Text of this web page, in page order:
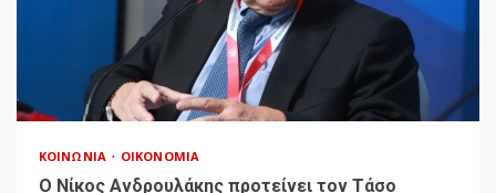
ΚΟΙΝΩΝΊΑ ΟΙΚΟΝΟΜΊΑ
Ο Νίκος Ανδρουλάκης προτείνει τον Τάσο